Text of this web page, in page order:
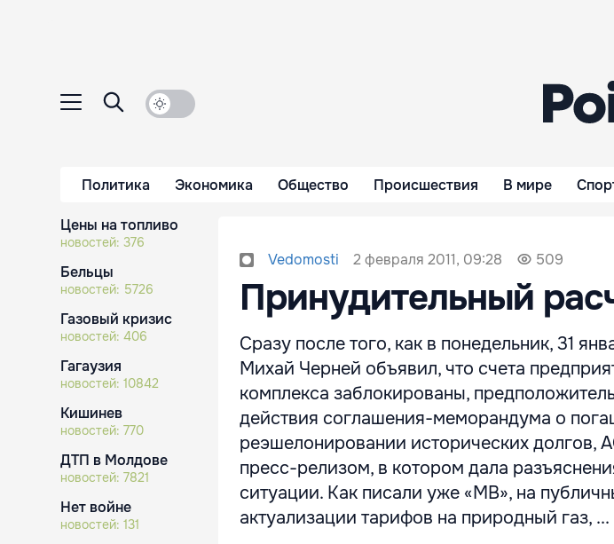
Политика Экономика Общество Происшествия В мире
Цены на топливо
новостей: 376
Бельцы
новостей: 5726
Газовый кризис
новостей: 406
Гагаузия
новостей: 10842
Кишинев
новостей: 770
ДТП в Молдове
новостей: 7821
Нет войне
новостей: 131
Vedomosti 2 февраля 2011, 09:28 509
Принудительный
Сразу после того, как в понедельник, 31
Михай Черней объявил, что счета
комплекса заблокированы,
действия соглашения-меморандума о
реэшелонировании исторических долгов,
пресс-релизом, в котором дала
ситуации. Как писали уже «МВ», на
актуализации тарифов на природный газ, ...